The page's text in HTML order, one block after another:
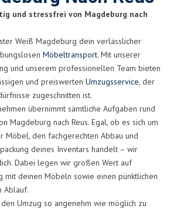
und stressfrei von Magdeburg nach
Weiß Magdeburg dein verlässlicher
Möbeltransport. Mit unserer
und unserem professionellen Team bieten
und preiswerten Umzugsservice, der
zugeschnitten ist.
übernimmt sämtliche Aufgaben rund
Magdeburg nach Reus. Egal, ob es sich um
Möbel, den fachgerechten Abbau und
deines Inventars handelt – wir
Dabei legen wir großen Wert auf
mit deinen Möbeln sowie einen pünktlichen
Ablauf.
Umzug so angenehm wie möglich zu